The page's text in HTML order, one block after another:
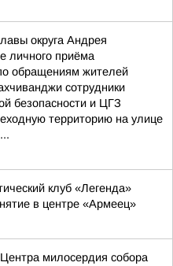
округа Андрея
личного приёма
обращениям жителей
сотрудники
безопасности и ЦГЗ
территорию на улице
клуб «Легенда»
в центре «Армеец»
милосердия собора